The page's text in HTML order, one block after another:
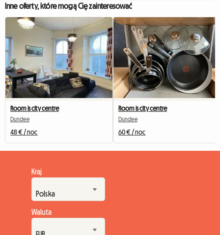
Inne oferty, które mogą Cię zainteresować
Room is city centre
Dundee
48 € / noc
Room is city centre
Dundee
60 € / noc
Kraj
Waluta